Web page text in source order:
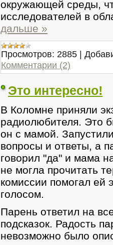
окружающей среды,
исследователей в
дальше »
Просмотров: 2885 |
Комментарии (2)
Это интересно!
В Коломне приняли
радиолюбителя. Это
он с мамой.
вопросы и ответы, а
говорил "да" и мама
не могла прочитать
комиссии помогал ей
голосом.
Парень ответил на
подсказок. Радость
невозможно было